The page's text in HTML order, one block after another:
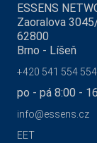
ESSENS
Zaoralova
62800
Brno - Líšeň
+420 541 554 554
po - pá 8:00 -
info@essens.cz
EET